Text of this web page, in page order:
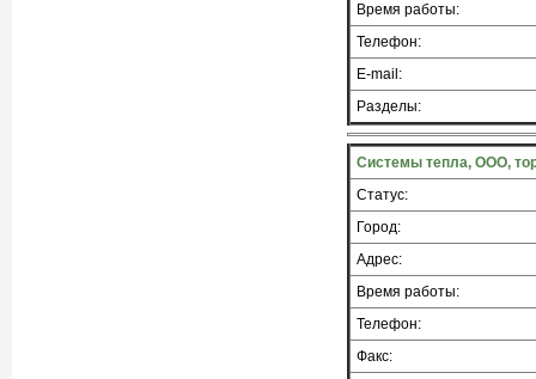
Время работы:
Телефон:
E-mail:
Разделы:
Системы тепла, ООО,
Статус:
Город:
Адрес:
Время работы:
Телефон:
Факс: